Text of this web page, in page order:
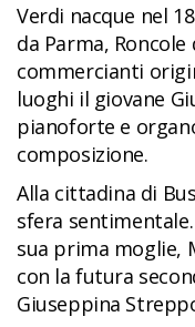
Verdi nacque nel
da Parma,
commercianti
luoghi il giovane
pianoforte e
composizione.
Alla cittadina di
sfera
sua prima moglie,
con la futura
Giuseppina